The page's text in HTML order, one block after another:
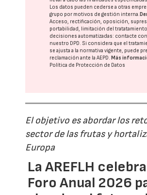
Los datos pueden cederse a otras
grupo por motivos de gestión interna.
Acceso, rectificación, oposición,
portabilidad, limitación del
decisiones automatizadas: contacte con
nuestro DPD. Si considera que el
se ajusta a la normativa vigente, puede
reclamación ante laAEPD.Más
Política de Protección de Datos
El objetivo es abordar los
sector de las frutas y
Europa
La AREFLH
Foro Anual 2026